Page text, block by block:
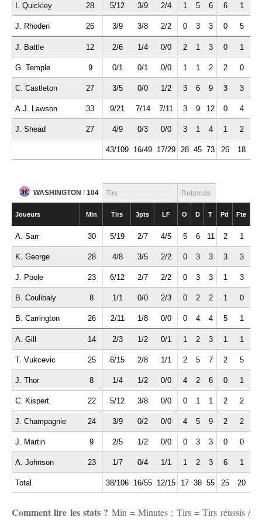
I. Quickley 28 5/12 3/9 2/4 1 5 6 6 1
J. Rhoden 26 3/9 3/8 2/2 0 3 3 0 5
J. Battle 12 2/6 1/4 0/0 2 1 3 0 1
G. Temple 9 0/1 0/1 0/0 1 1 2 2 0
C. Castleton 27 3/5 0/0 1/2 3 6 9 3 3
A.J. Lawson 33 9/21 7/14 7/11 3 9 12 0 4
J. Shead 27 4/9 0/3 0/0 3 1 4 1 2
43/109 16/49 17/29 28 45 73 26 18
WASHINGTON / 104 Tirs Rebonds
Joueurs Min Tirs 3pts LF O D T Pd Fte
A. Sarr 30 5/19 2/7 4/5 5 6 11 2 1
K. George 28 4/8 3/5 2/2 0 3 3 3 3
J. Poole 23 6/12 2/7 2/2 0 3 3 1 3
B. Coulibaly 8 1/1 0/0 2/3 0 2 2 1 0
B. Carrington 26 2/11 1/8 0/0 0 4 4 5 1
A. Gill 14 2/3 1/2 0/1 1 2 3 1 1
T. Vukcevic 25 6/15 2/8 1/1 2 5 7 2 5
J. Thor 8 1/4 1/2 0/0 4 2 6 0 1
C. Kispert 22 5/12 3/8 0/0 0 1 1 2 2
J. Champagnie 24 3/9 0/2 0/0 4 5 9 2 2
J. Martin 9 2/5 1/2 0/0 0 3 3 0 0
A. Johnson 23 1/7 0/4 1/1 1 2 3 6 1
Total 38/106 16/55 12/15 17 38 55 25 20
Comment lire les stats ? Min = Minutes ; Tirs = Tirs réussis /